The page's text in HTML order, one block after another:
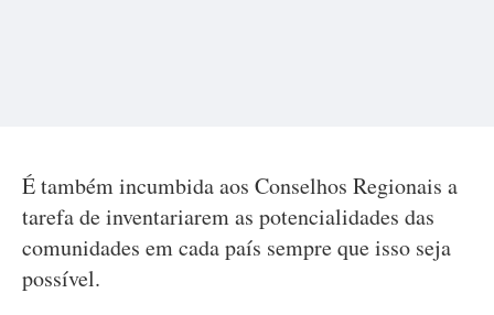
É também incumbida aos Conselhos Regionais a
tarefa de inventariarem as potencialidades das
comunidades em cada país sempre que isso seja
possível.